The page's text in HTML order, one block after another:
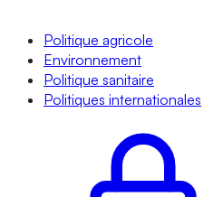
Politique agricole
Environnement
Politique sanitaire
Politiques internationales